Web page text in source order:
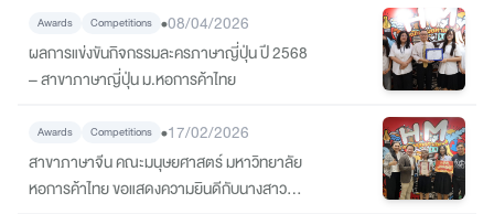
Awards Competitions •08/04/2026
ผลการแข่งขันกิจกรรมละครภาษาญี่ปุ่น ปี 2568
– สาขาภาษาญี่ปุ่น ม.หอการค้าไทย
Awards Competitions •17/02/2026
สาขาภาษาจีน คณะมนุษยศาสตร์ มหาวิทยาลัย
หอการค้าไทย ขอแสดงความยินดีกับนางสาวฟ้า